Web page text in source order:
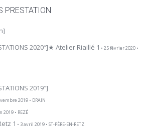
PRESTATION
2020″]★ Atelier Riaillé 1 • 25 février 2020 •
2019″]
2019 • DRAIN
2019 • REZÉ
1 • 3 avril 2019 • ST-PÈRE-EN-RETZ